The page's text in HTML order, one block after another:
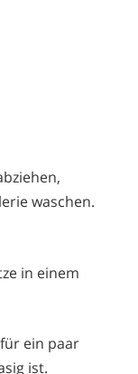
waschen.
in einem
ein paar
ist.